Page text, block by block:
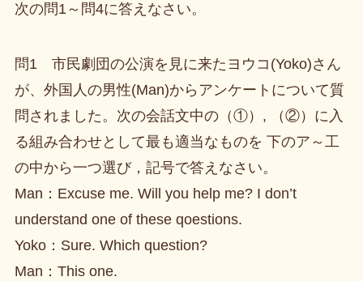
次の問1～問4に答えなさい。
問1 市民劇団の公演を見に来たヨウコ(Yoko)さん
が、外国人の男性(Man)からアンケートについて質
問されました。次の会話文中の（①）, （②）に入
る組み合わせとして最も適当なものを 下のア～工
の中から一つ選び，記号で答えなさい。
Man：Excuse me. Will you help me? I don’t
understand one of these qoestions.
Yoko：Sure. Which question?
Man：This one.